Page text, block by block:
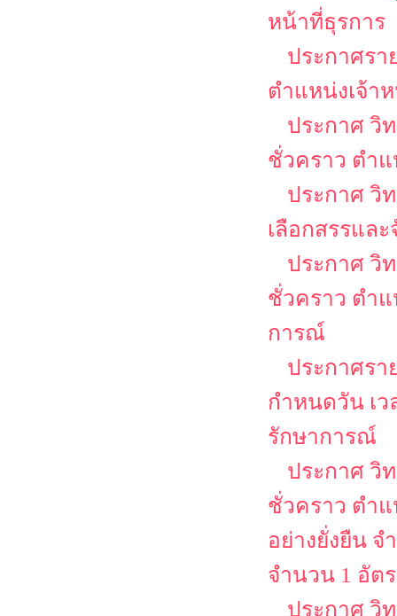
หน้าที่ธุรการ
ประกาศรา
ตำแหน่งเจ้า
ประกาศ วิ
ชั่วคราว ตำ
ประกาศ วิ
เลือกสรรแล
ประกาศ วิ
ชั่วคราว ตำ
การณ์
ประกาศรา
กำหนดวัน เว
รักษาการณ์
ประกาศ วิ
ชั่วคราว ตำแ
อย่างยั่งยืน
จำนวน 1 อัต
ประกาศ วิ